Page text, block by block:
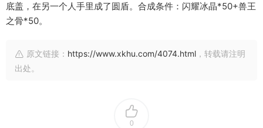
底盖，在另一个人手里成了圆盾。合成条件：闪耀冰晶*50+兽王
之骨*50。
原文链接： https://www.xkhu.com/4074.html ，转载请注明
出处。
0